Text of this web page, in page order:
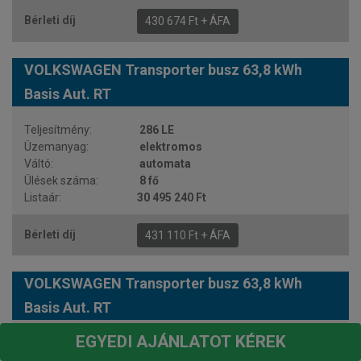
430 674 Ft + ÁFA
VOLKSWAGEN Transporter busz 63,8 kWh
Basis Aut. RT
286 LE
elektromos
automata
8 fő
30 495 240 Ft
431 110 Ft + ÁFA
VOLKSWAGEN Transporter busz 63,8 kWh
Basis Aut. RT
218 LE
EGYEDI AJÁNLATOT KÉREK